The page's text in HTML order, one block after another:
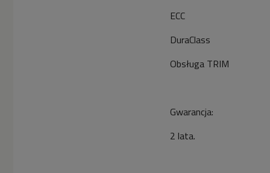
ECC
DuraClass
Obsługa TRIM
Gwarancja:
2 lata.